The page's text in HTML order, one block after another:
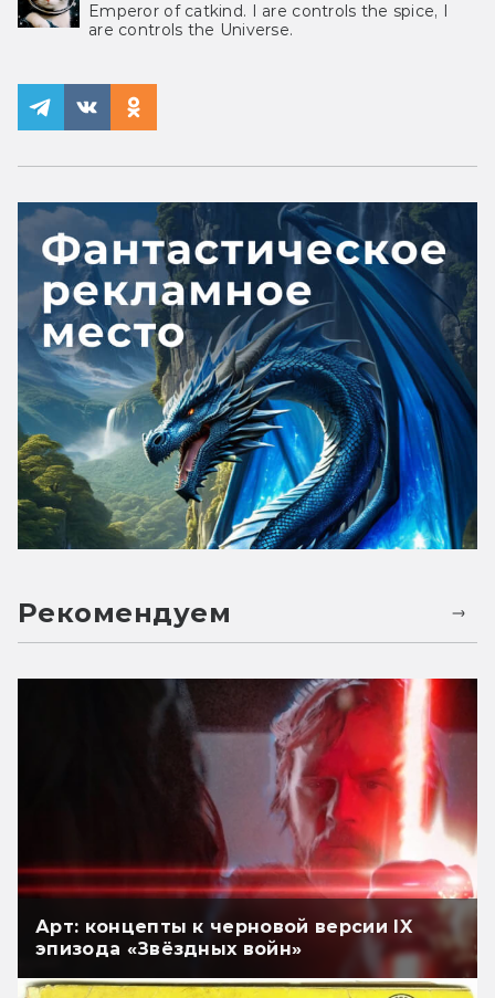
Emperor of catkind. I are controls the spice, I
are controls the Universe.
Рекомендуем
Арт: концепты к черновой версии IX
эпизода «Звёздных войн»